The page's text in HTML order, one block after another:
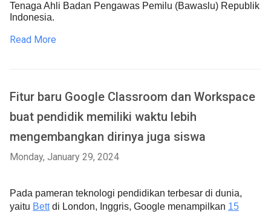
Tenaga Ahli Badan Pengawas Pemilu (Bawaslu) Republik
Indonesia.
Read More
Fitur baru Google Classroom dan Workspace
buat pendidik memiliki waktu lebih
mengembangkan dirinya juga siswa
Monday, January 29, 2024
Pada pameran teknologi pendidikan terbesar di dunia,
yaitu Bett di London, Inggris, Google menampilkan 15